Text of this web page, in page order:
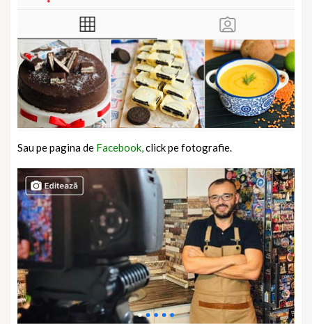
Sau pe pagina de Facebook,click pe fotografie.